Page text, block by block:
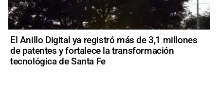
El Anillo Digital ya registró más de 3,1 millones
de patentes y fortalece la transformación
tecnológica de Santa Fe